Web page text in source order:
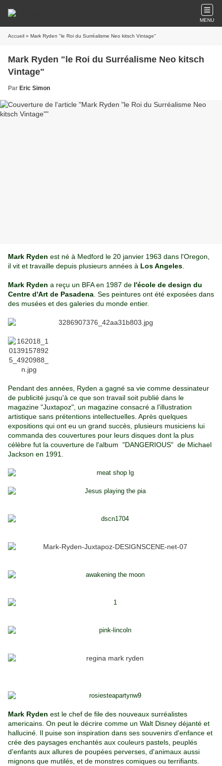
MENU
Accueil » Mark Ryden "le Roi du Surréalisme Neo kitsch Vintage"
Mark Ryden "le Roi du Surréalisme Neo kitsch
Vintage"
Par Eric Simon
Mark Ryden est né à Medford le 20 janvier 1963 dans l'Oregon,
il vit et travaille depuis plusieurs années à Los Angeles
Mark Ryden a reçu un BFA en 1987 de l'école de design du
Centre d'Art de Pasadena . Ses peintures ont été exposées dans
des musées et des galeries du monde entier.
Pendant des années, Ryden a gagné sa vie comme dessinateur
de publicité jusqu'à ce que son travail soit publié dans le
magazine "Juxtapoz", un magazine consacré a l'illustration
artistique sans prétentions intellectuelles. Après quelques
expositions qui ont eu un grand succès, plusieurs musiciens lui
commanda des couvertures pour leurs disques dont la plus
célèbre fut la couverture de l'album "DANGERIOUS" de Michael
Jackson en 1991.
Mark Ryden est le chef de file des nouveaux surréalistes
americains. On peut le décrire comme un Walt Disney déjanté et
halluciné. Il puise son inspiration dans ses souvenirs d'enfance et
crée des paysages enchantés aux couleurs pastels, peuplés
d'enfants aux allures de poupées perverses, d'animaux aussi
mignons que mutilés, et de monstres comiques ou terrifiants.